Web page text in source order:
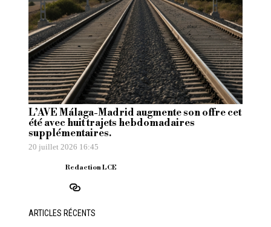
L’AVE Málaga-Madrid augmente son offre cet
été avec huit trajets hebdomadaires
supplémentaires.
20 juillet 2026 16:45
Redaction LCE
ARTICLES RÉCENTS